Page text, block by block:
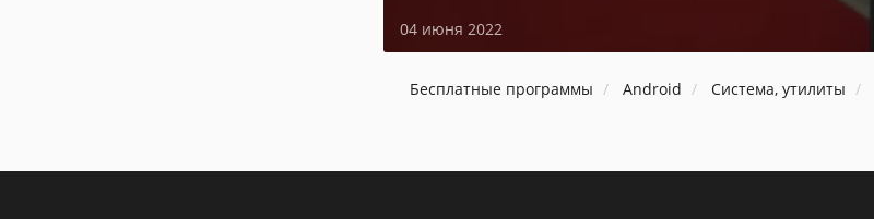
04 июня 2022
Бесплатные программы Android Система, утилиты